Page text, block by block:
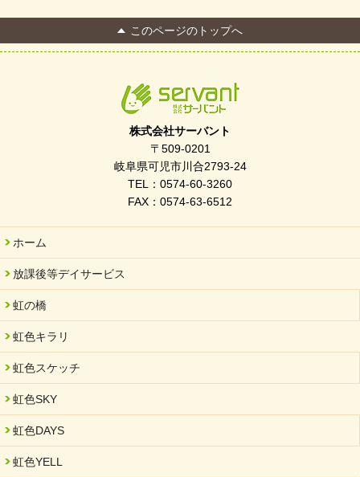
このページのトップへ
株式会社サーバント
〒509-0201
岐阜県可児市川合2793-24
TEL：0574-60-3260
FAX：0574-63-6512
ホーム
放課後等デイサービス
虹の橋
虹色キラリ
虹色スケッチ
虹色SKY
虹色DAYS
虹色YELL